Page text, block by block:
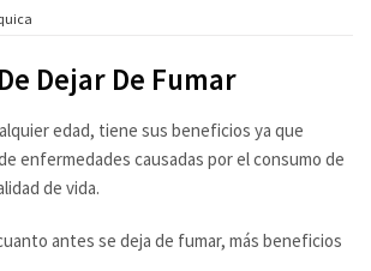
Dejar De Fumar
edad, tiene sus beneficios ya que
enfermedades causadas por el consumo de
de vida.
antes se deja de fumar, más beneficios